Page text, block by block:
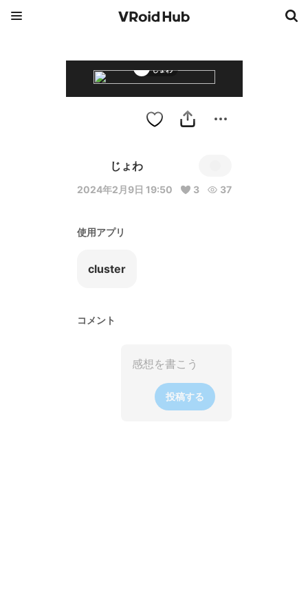
じょわ
じょわ
2024年2月9日 19:50 3 37
使用アプリ
cluster
コメント
投稿する